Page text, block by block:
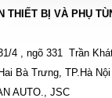
THIẾT BỊ VÀ PHỤ
4 , ngõ 331 Trần
Bà Trưng, TP.Hà Nội
AUTO., JSC